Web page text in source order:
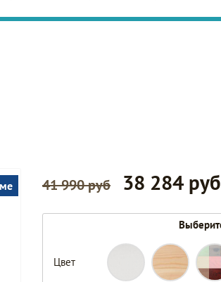
41 990 руб 38 284 руб
Цвет